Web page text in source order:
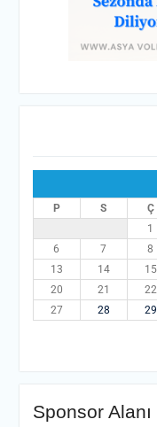
P S Ç
1
6
7 8
13
14 15
20
21 22
27
28 29
Sponsor Alanı